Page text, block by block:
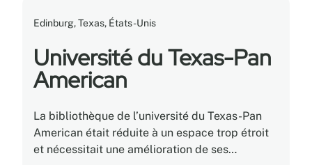
Edinburg, Texas, États-Unis
Université du Texas-Pan
American
La bibliothèque de l’université du Texas-Pan
American était réduite à un espace trop étroit
et nécessitait une amélioration de ses